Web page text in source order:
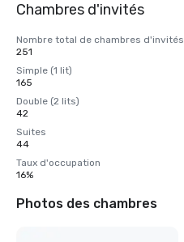
Chambres d'invités
Nombre total de chambres d'invités
251
Simple (1 lit)
165
Double (2 lits)
42
Suites
44
Taux d'occupation
16%
Photos des chambres